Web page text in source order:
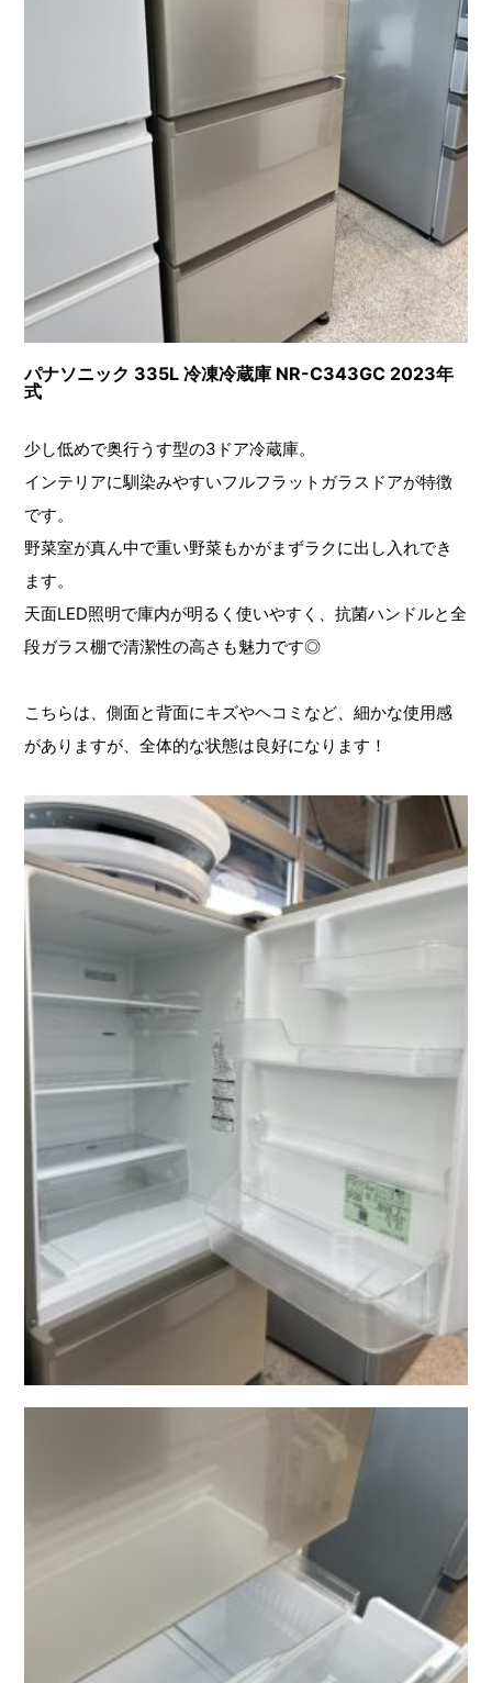
パナソニック 335L 冷凍冷蔵庫 NR-C343GC 2023年
式
少し低めで奥行うす型の3ドア冷蔵庫。
インテリアに馴染みやすいフルフラットガラスドアが特徴
です。
野菜室が真ん中で重い野菜もかがまずラクに出し入れでき
ます。
天面LED照明で庫内が明るく使いやすく、抗菌ハンドルと全
段ガラス棚で清潔性の高さも魅力です◎
こちらは、側面と背面にキズやヘコミなど、細かな使用感
がありますが、全体的な状態は良好になります！